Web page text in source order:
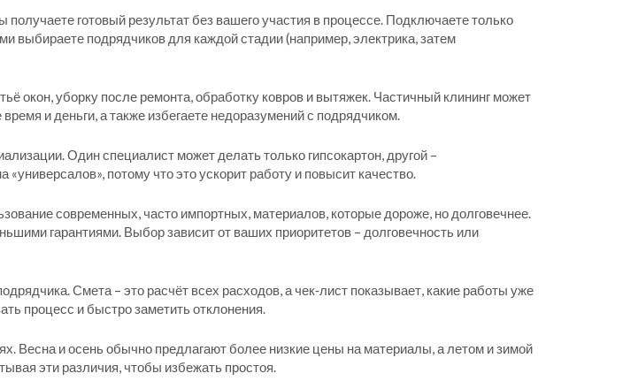
готовый результат без вашего участия в процессе. Подключаете только
выбираете подрядчиков для каждой стадии (например, электрика, затем
окон, уборку после ремонта, обработку ковров и вытяжек. Частичный клининг может
и деньги, а также избегаете недоразумений с подрядчиком.
Один специалист может делать только гипсокартон, другой –
потому что это ускорит работу и повысит качество.
современных, часто импортных, материалов, которые дороже, но долговечнее.
гарантиями. Выбор зависит от ваших приоритетов – долговечность или
Смета – это расчёт всех расходов, а чек‑лист показывает, какие работы уже
процесс и быстро заметить отклонения.
Весна и осень обычно предлагают более низкие цены на материалы, а летом и зимой
эти различия, чтобы избежать простоя.